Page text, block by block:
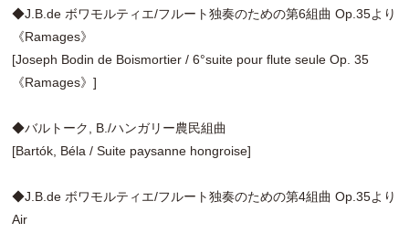
◆J.B.de ボワモルティエ/フルート独奏のための第6組曲 Op.35より
《Ramages》
[Joseph Bodin de Boismortier / 6°suite pour flute seule Op. 35
《Ramages》]
◆バルトーク, B./ハンガリー農民組曲
[Bartók, Béla / Suite paysanne hongroise]
◆J.B.de ボワモルティエ/フルート独奏のための第4組曲 Op.35より
Air